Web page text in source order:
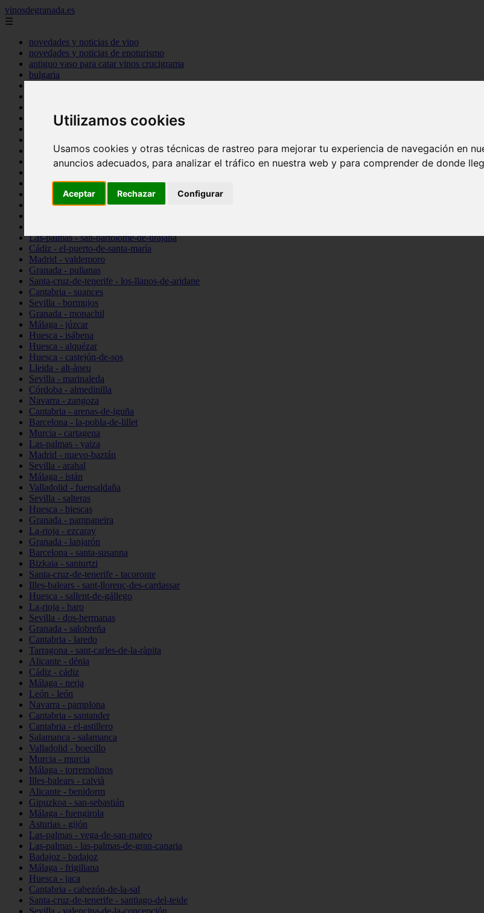
Utilizamos cookies
Usamos cookies y otras técnicas de rastreo para mejorar tu experiencia de navegación en
anuncios adecuados, para analizar el tráfico en nuestra web y para comprender de donde
Aceptar Rechazar Configurar
vinosdegranada.es
☰
novedades y noticias de vino
novedades y noticias de enoturismo
antiguo vaso para catar vinos crucigrama
bulgaria
Córdoba - córdoba
Barcelona - barcelona
Ciudad-real - montiel
Santa-cruz-de-tenerife - guía-de-isora
La-rioja - casalarreina
Almería - roquetas-de-mar
Madrid - pozuelo-de-alarcón
Las-palmas - san-bartolomé-de-tirajana
Cádiz - el-puerto-de-santa-maría
Madrid - valdemoro
Granada - pulianas
Santa-cruz-de-tenerife - los-llanos-de-aridane
Cantabria - suances
Sevilla - bormujos
Granada - monachil
Málaga - júzcar
Huesca - isábena
Huesca - alquézar
Huesca - castejón-de-sos
Lleida - alt-àneu
Sevilla - marinaleda
Córdoba - almedinilla
Navarra - zangoza
Cantabria - arenas-de-iguña
Barcelona - la-pobla-de-lillet
Murcia - cartagena
Las-palmas - yaiza
Madrid - nuevo-baztán
Sevilla - arahal
Málaga - istán
Valladolid - fuensaldaña
Sevilla - salteras
Huesca - biescas
Granada - pampaneira
La-rioja - ezcaray
Granada - lanjarón
Barcelona - santa-susanna
Bizkaia - santurtzi
Santa-cruz-de-tenerife - tacoronte
Illes-balears - sant-llorenç-des-cardassar
Huesca - sallent-de-gállego
La-rioja - haro
Sevilla - dos-hermanas
Granada - salobreña
Cantabria - laredo
Tarragona - sant-carles-de-la-ràpita
Alicante - dénia
Cádiz - cádiz
Málaga - nerja
León - león
Navarra - pamplona
Cantabria - santander
Cantabria - el-astillero
Salamanca - salamanca
Valladolid - boecillo
Murcia - murcia
Málaga - torremolinos
Illes-balears - calvià
Alicante - benidorm
Gipuzkoa - san-sebastián
Málaga - fuengirola
Asturias - gijón
Las-palmas - vega-de-san-mateo
Las-palmas - las-palmas-de-gran-canaria
Badajoz - badajoz
Málaga - frigiliana
Huesca - jaca
Cantabria - cabezón-de-la-sal
Santa-cruz-de-tenerife - santiago-del-teide
Sevilla - valencina-de-la-concepción